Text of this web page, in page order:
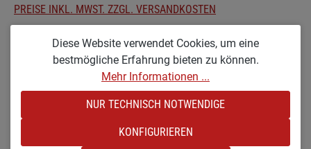
PREISE INKL. MWST. ZZGL. VERSANDKOSTEN
Nicht mehr verfügbar
GL-BAUMER [STREIFENLACK & GROSS]
(DIESE OPTION IST ZURZEIT NICHT VERFÜGBAR.)
KL-BAUMER [STREIFENLACK & KLEIN]
(DIESE OPTION IST ZURZEIT NICHT VERFÜGBAR.)
Diese Website verwendet Cookies, um eine
bestmögliche Erfahrung bieten zu können.
Mehr Informationen ...
NUR TECHNISCH NOTWENDIGE
KONFIGURIEREN